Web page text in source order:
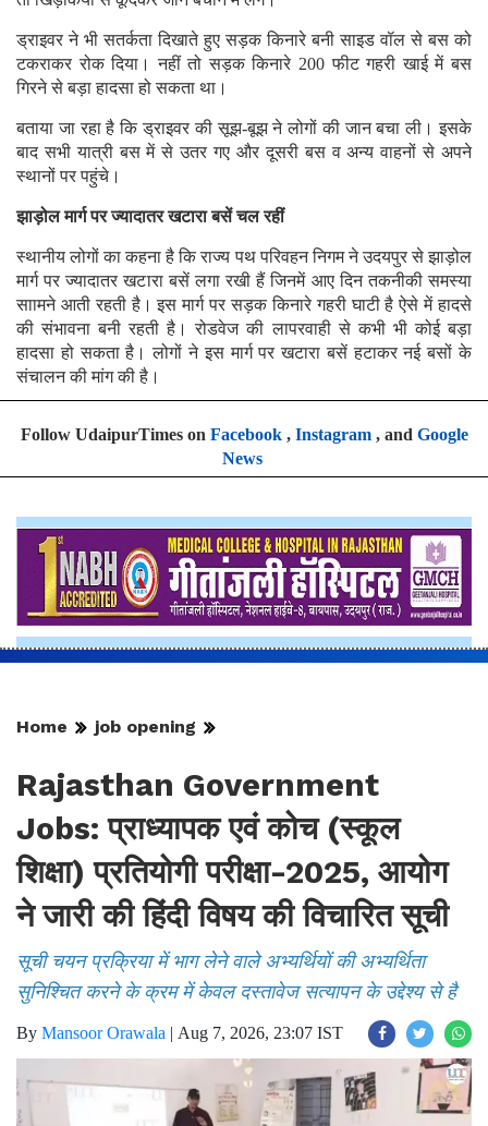
ड्राइवर ने भी सतर्कता दिखाते हुए सड़क किनारे बनी साइड वॉल से बस को
टकराकर रोक दिया। नहीं तो सड़क किनारे 200 फीट गहरी खाई में बस
गिरने से बड़ा हादसा हो सकता था।
बताया जा रहा है कि ड्राइवर की सूझ-बूझ ने लोगों की जान बचा ली। इसके
बाद सभी यात्री बस में से उतर गए और दूसरी बस व अन्य वाहनों से अपने
स्थानों पर पहुंचे।
झाड़ोल मार्ग पर ज्यादातर खटारा बसें चल रहीं
स्थानीय लोगों का कहना है कि राज्य पथ परिवहन निगम ने उदयपुर से झाड़ोल
मार्ग पर ज्यादातर खटारा बसें लगा रखी हैं जिनमें आए दिन तकनीकी समस्या
साामने आती रहती है। इस मार्ग पर सड़क किनारे गहरी घाटी है ऐसे में हादसे
की संभावना बनी रहती है। ​रोडवेज की लापरवाही से कभी भी कोई बड़ा
हादसा हो सकता है। लोगों ने इस मार्ग पर खटारा बसें हटाकर नई बसों के
संचालन की मांग की है।
Follow UdaipurTimes on Facebook, Instagram, and Google
News
Home job opening
Rajasthan Government
Jobs: प्राध्यापक एवं कोच (स्कूल
शिक्षा) प्रतियोगी परीक्षा-2025, आयोग
ने जारी की हिंदी विषय की विचारित सूची
सूची चयन प्रक्रिया में भाग लेने वाले अभ्यर्थियों की अभ्यर्थिता
सुनिश्चित करने के क्रम में केवल दस्तावेज सत्यापन के उद्देश्य से है
By Mansoor Orawala | Aug 7, 2026, 23:07 IST